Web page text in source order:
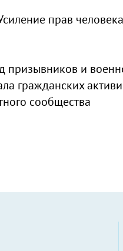
прав
призывников и
гражданских
сообщества